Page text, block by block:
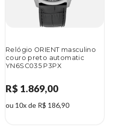
Relógio ORIENT masculino
couro preto automatic
YN6SC035 P3PX
R$ 1.869,00
ou 10x de R$ 186,90